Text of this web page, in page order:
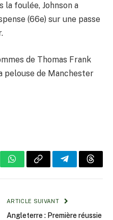
la foulée, Johnson a
(66e) sur une passe
de Thomas Frank
pelouse de Manchester
WhatsApp
Copy
Telegram
ARTICLE SUIVANT
Angleterre : Première réussie